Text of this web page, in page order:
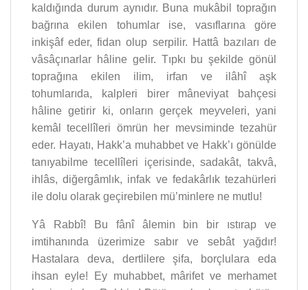
kaldığında durum aynıdır. Buna mukâbil toprağın
bağrına ekilen tohumlar ise, vasıf­larına göre
inkişâf eder, fidan olup serpilir. Hattâ bazıları de
vâsâçınarlar hâline gelir. Tıpkı bu şekilde gönül
toprağına ekilen ilim, irfan ve ilâhî aşk
tohumlarıda, kalpleri birer mâneviyat bahçesi
hâline getirir ki, onların gerçek meyveleri, yani
kemâl tecellîleri ömrün her mevsiminde tezahür
eder. Hayatı, Hakk’a muhabbet ve Hakk’ı gönülde
tanıyabilme tecellîleri içerisinde, sadakât, takvâ,
ihlâs, diğergâmlık, infak ve fedakârlık tezahürleri
ile dolu olarak geçirebilen mü’minlere ne mutlu!
Yâ Rabbî! Bu fânî âlemin bin bir ıstırap ve
imtihanında üzerimize sabır ve sebât yağdır!
Hastalara deva, dertlilere şifa, borçlulara eda
ihsan eyle! Ey muhabbet, mârifet ve merhamet